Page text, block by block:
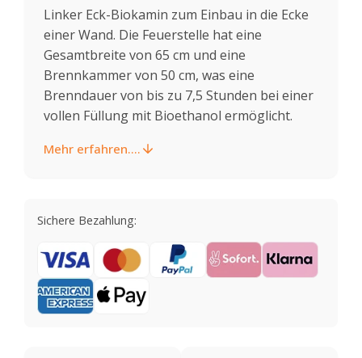
Linker Eck-Biokamin zum Einbau in die Ecke
einer Wand. Die Feuerstelle hat eine
Gesamtbreite von 65 cm und eine
Brennkammer von 50 cm, was eine
Brenndauer von bis zu 7,5 Stunden bei einer
vollen Füllung mit Bioethanol ermöglicht.
Mehr erfahren....
Sichere Bezahlung: